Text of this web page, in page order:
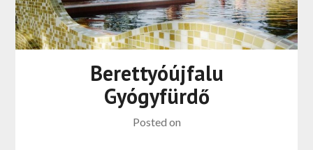
Berettyóújfalu
Gyógyfürdő
Posted on